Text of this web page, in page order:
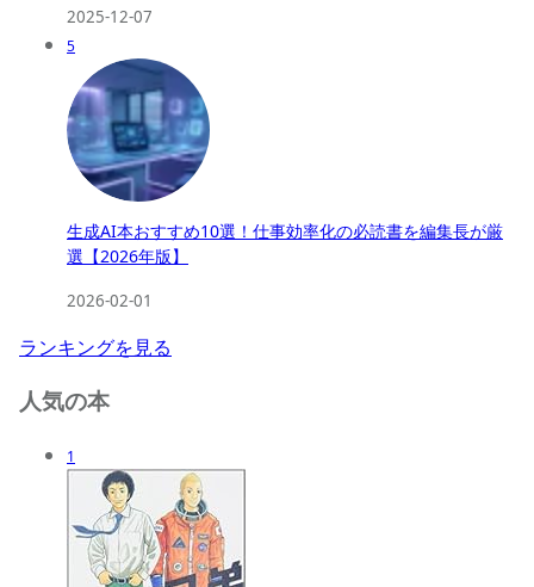
2025-12-07
5
生成AI本おすすめ10選！仕事効率化の必読書を編集長が厳
選【2026年版】
2026-02-01
ランキングを見る
人気の本
1